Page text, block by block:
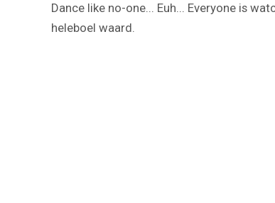
Dance like no-one... Euh... Everyone is
heleboel waard.